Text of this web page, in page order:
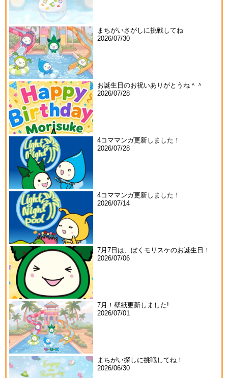
まちがいさがしに挑戦してね
2026/07/30
お誕生日のお祝いありがとうね＾＾
2026/07/28
4コママンガ更新しました！
2026/07/28
4コママンガ更新しました！
2026/07/14
7月7日は、ぼくモリスケのお誕生日！
2026/07/06
7月！壁紙更新しました!
2026/07/01
まちがい探しに挑戦してね！
2026/06/30